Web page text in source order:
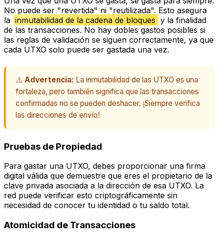
No puede ser "revertida" ni "reutilizada". Esto asegura
la inmutabilidad de la cadena de bloques y la finalidad
de las transacciones. No hay dobles gastos posibles si
las reglas de validación se siguen correctamente, ya que
cada UTXO solo puede ser gastada una vez.
⚠️ Advertencia: La inmutabilidad de las UTXO es una
fortaleza, pero también significa que las transacciones
confirmadas no se pueden deshacer. ¡Siempre verifica
las direcciones de envío!
Pruebas de Propiedad
Para gastar una UTXO, debes proporcionar una firma
digital válida que demuestre que eres el propietario de la
clave privada asociada a la dirección de esa UTXO. La
red puede verificar esto criptográficamente sin
necesidad de conocer tu identidad o tu saldo total.
Atomicidad de Transacciones